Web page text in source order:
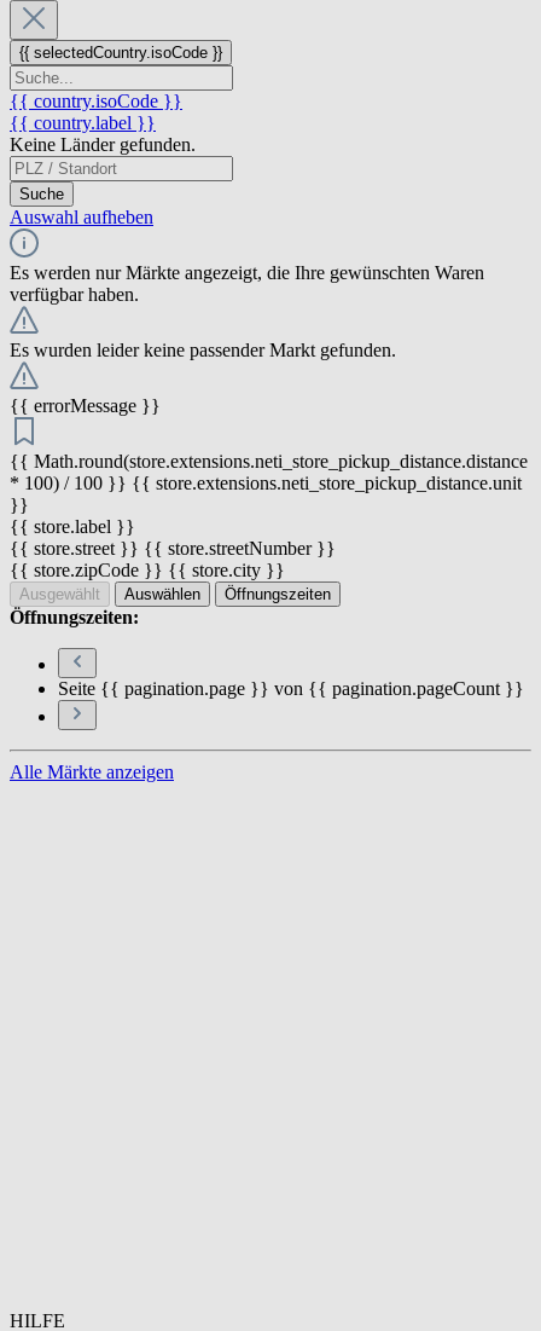
{{ selectedCountry.isoCode }}
{{ country.isoCode }}
{{ country.label }}
Keine Länder gefunden.
Suche
Auswahl aufheben
Es werden nur Märkte angezeigt, die Ihre gewünschten Waren
verfügbar haben.
Es wurden leider keine passender Markt gefunden.
{{ errorMessage }}
{{ Math.round(store.extensions.neti_store_pickup_distance.distance
* 100) / 100 }} {{ store.extensions.neti_store_pickup_distance.unit
}}
{{ store.label }}
{{ store.street }} {{ store.streetNumber }}
{{ store.zipCode }} {{ store.city }}
Ausgewählt Auswählen Öffnungszeiten
Öffnungszeiten:
Seite {{ pagination.page }} von {{ pagination.pageCount }}
Alle Märkte anzeigen
HILFE